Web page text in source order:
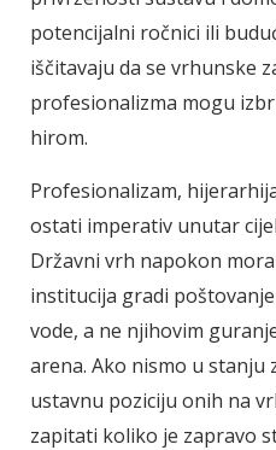
potencijalni ročnici ili
iščitavaju da se vrhunske
profesionalizma mogu
hirom.
Profesionalizam,
ostati imperativ unutar
Državni vrh napokon
institucija gradi
vode, a ne njihovim
arena. Ako nismo u
ustavnu poziciju onih na
zapitati koliko je zapravo